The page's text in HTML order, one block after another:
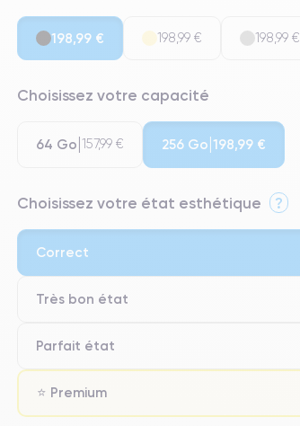
198,99 € 198,99 € 198,99 €
Choisissez votre capacité
64 Go 157,99 € 256 Go 198,99 €
Choisissez votre état esthétique ?
Correct
Très bon état
Parfait état
⭐ Premium